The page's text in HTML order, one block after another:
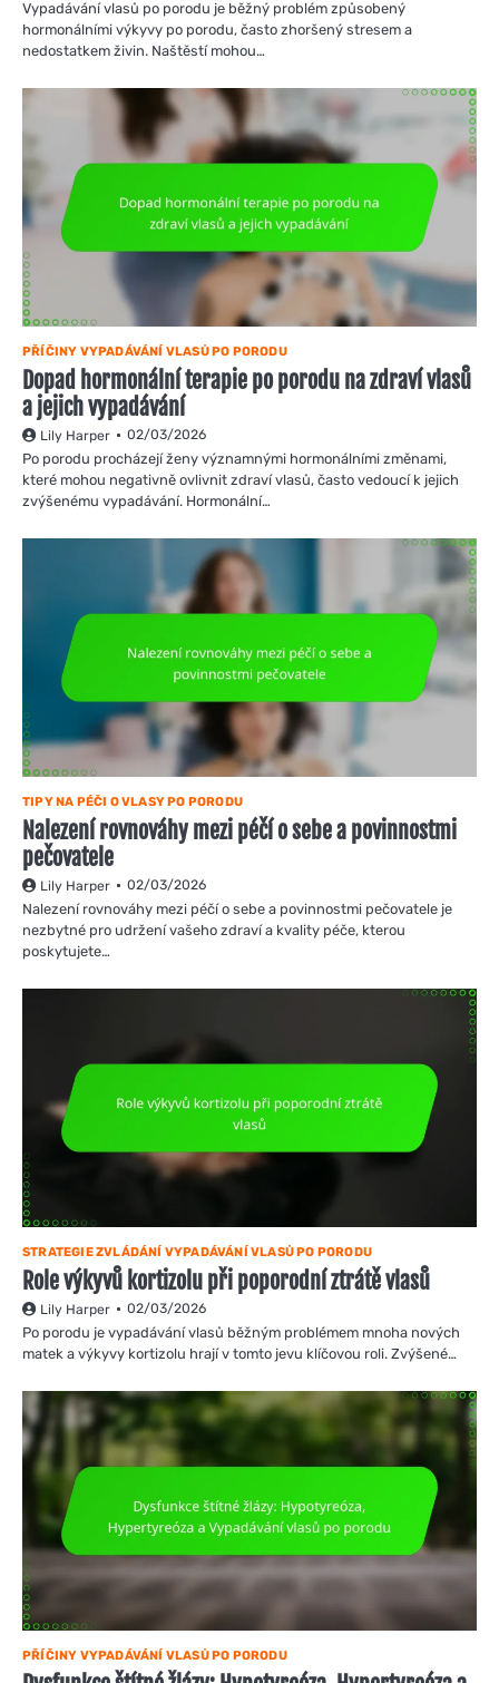
Vypadávání vlasů po porodu je běžný problém způsobený
hormonálními výkyvy po porodu, často zhoršený stresem a
nedostatkem živin. Naštěstí mohou…
PŘÍČINY VYPADÁVÁNÍ VLASŮ PO PORODU
Dopad hormonální terapie po porodu na zdraví vlasů
a jejich vypadávání
Lily Harper 02/03/2026
Po porodu procházejí ženy významnými hormonálními změnami,
které mohou negativně ovlivnit zdraví vlasů, často vedoucí k jejich
zvýšenému vypadávání. Hormonální…
TIPY NA PÉČI O VLASY PO PORODU
Nalezení rovnováhy mezi péčí o sebe a povinnostmi
pečovatele
Lily Harper 02/03/2026
Nalezení rovnováhy mezi péčí o sebe a povinnostmi pečovatele je
nezbytné pro udržení vašeho zdraví a kvality péče, kterou
poskytujete…
STRATEGIE ZVLÁDÁNÍ VYPADÁVÁNÍ VLASŮ PO PORODU
Role výkyvů kortizolu při poporodní ztrátě vlasů
Lily Harper 02/03/2026
Po porodu je vypadávání vlasů běžným problémem mnoha nových
matek a výkyvy kortizolu hrají v tomto jevu klíčovou roli. Zvýšené…
PŘÍČINY VYPADÁVÁNÍ VLASŮ PO PORODU